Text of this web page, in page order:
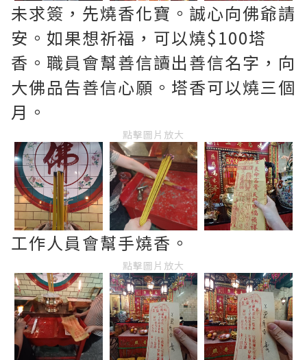
未求簽，先燒香化寶。誠心向佛爺請
安。如果想祈福，可以燒$100塔
香。職員會幫善信讀出善信名字，向
大佛品告善信心願。塔香可以燒三個
月。
點擊圖片放大
工作人員會幫手燒香。
點擊圖片放大